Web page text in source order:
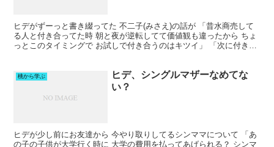
ヒデがずーっと書き綴ってた 不二子(みさえ)の話が 「昔水商売して
る人と付き合ってた時 朝と夜が逆転してて価値観も違ったから ちょ
っとこのタイミングで お試しで付き合うのはキツイ」 「次に付き合
桃から学ぶ
ヒデ、シングルマザーなめてな
い？
ヒデが少し前にお友達から 今やり取りしてるシンママについて 「あ
の子の子供が大学行く時に 大学の費用を払ってあげられる？ シンマ